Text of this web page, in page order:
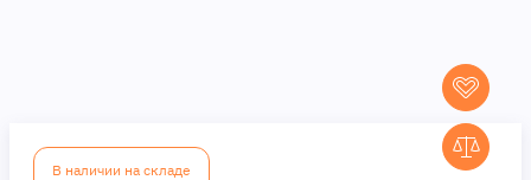
В наличии на складе